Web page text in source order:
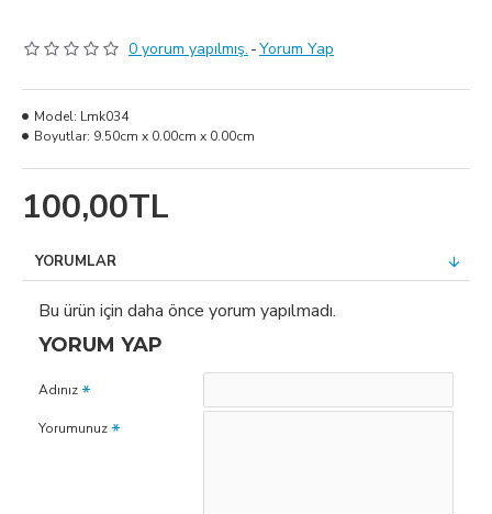
0 yorum yapılmış. -Yorum Yap
100,00TL
Model: Lmk034
Boyutlar: 9.50cm x 0.00cm x 0.00cm
YORUMLAR
Bu ürün için daha önce yorum yapılmadı.
YORUM YAP
Adınız
Yorumunuz